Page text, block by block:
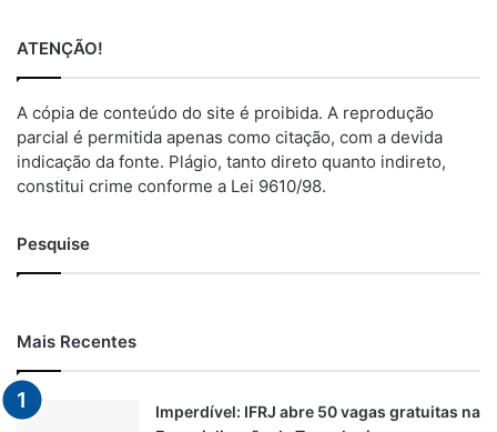
ATENÇÃO!
A cópia de conteúdo do site é proibida. A reprodução
parcial é permitida apenas como citação, com a devida
indicação da fonte. Plágio, tanto direto quanto indireto,
constitui crime conforme a Lei 9610/98.
Pesquise
Mais Recentes
Imperdível: IFRJ abre 50 vagas gratuitas na